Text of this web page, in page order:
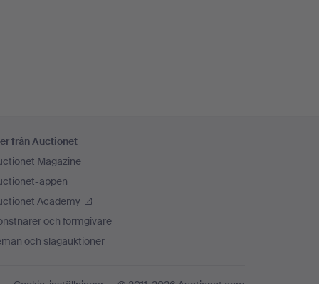
från Auctionet
Magazine
appen
Academy
och formgivare
och slagauktioner